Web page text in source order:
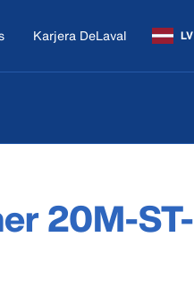
Karjera DeLaval LV
20M-ST-